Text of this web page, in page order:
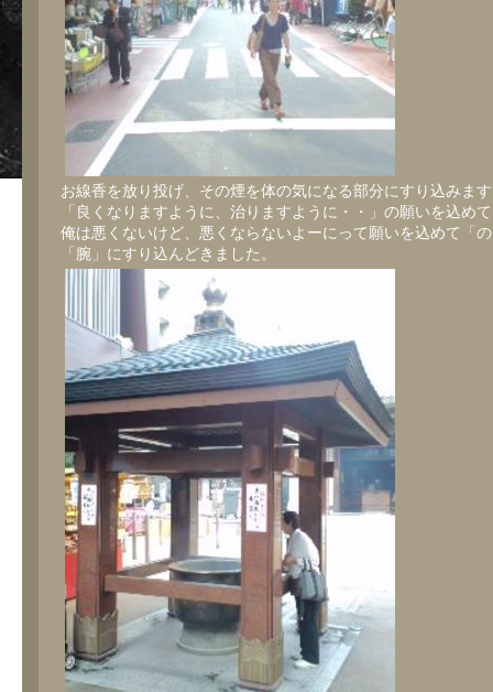
お線香を放り投げ、その煙を体の気になる部分にすり込みま
「良くなりますように、治りますように・・」の願いを込め
俺は悪くないけど、悪くならないよーにって願いを込めて「
「腕」にすり込んどきました。